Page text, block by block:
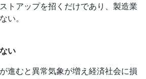
トアップを招くだけであり、製造業
い。
い
進むと異常気象が増え経済社会に損